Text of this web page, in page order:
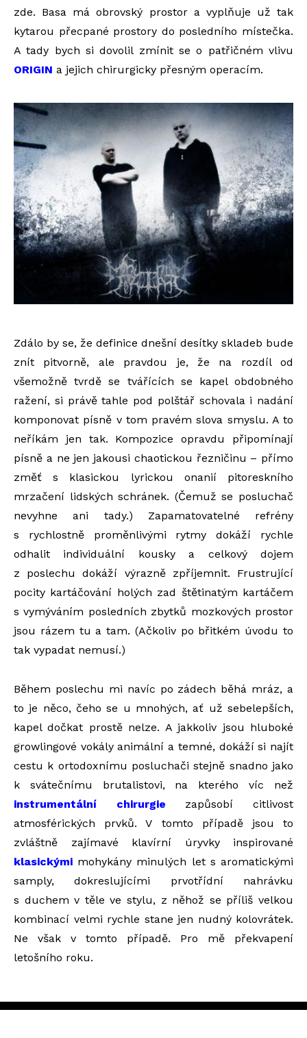
zde. Basa má obrovský prostor a vyplňuje už tak
kytarou přecpané prostory do posledního místečka.
A tady bych si dovolil zmínit se o patřičném vlivu
ORIGIN a jejich chirurgicky přesným operacím.
Zdálo by se, že definice dnešní desítky skladeb bude
znít pitvorně, ale pravdou je, že na rozdíl od
všemožně tvrdě se tvářících se kapel obdobného
ražení, si právě tahle pod polštář schovala i nadání
komponovat písně v tom pravém slova smyslu. A to
neříkám jen tak. Kompozice opravdu připomínají
písně a ne jen jakousi chaotickou řezničinu – přímo
změť s klasickou lyrickou onanií pitoreskního
mrzačení lidských schránek. (Čemuž se posluchač
nevyhne ani tady.) Zapamatovatelné refrény
s rychlostně proměnlivými rytmy dokáží rychle
odhalit individuální kousky a celkový dojem
z poslechu dokáží výrazně zpříjemnit. Frustrující
pocity kartáčování holých zad štětinatým kartáčem
s vymýváním posledních zbytků mozkových prostor
jsou rázem tu a tam. (Ačkoliv po břitkém úvodu to
tak vypadat nemusí.)
Během poslechu mi navíc po zádech běhá mráz, a
to je něco, čeho se u mnohých, ať už sebelepších,
kapel dočkat prostě nelze. A jakkoliv jsou hluboké
growlingové vokály animální a temné, dokáží si najít
cestu k ortodoxnímu posluchači stejně snadno jako
k svátečnímu brutalistovi, na kterého víc než
instrumentální chirurgie zapůsobí citlivost
atmosférických prvků. V tomto případě jsou to
zvláštně zajímavé klavírní úryvky inspirované
klasickými mohykány minulých let s aromatickými
samply, dokreslujícími prvotřídní nahrávku
s duchem v těle ve stylu, z něhož se příliš velkou
kombinací velmi rychle stane jen nudný kolovrátek.
Ne však v tomto případě. Pro mě překvapení
letošního roku.